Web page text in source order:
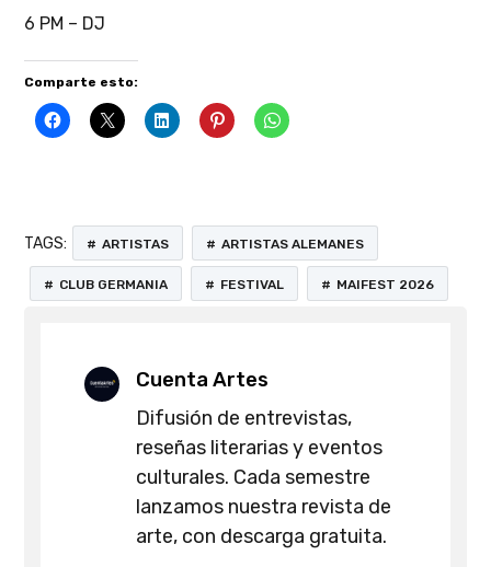
6 PM – DJ
Comparte esto:
TAGS: ARTISTAS ARTISTAS ALEMANES
CLUB GERMANIA FESTIVAL MAIFEST 2026
Cuenta Artes
Difusión de entrevistas,
reseñas literarias y eventos
culturales. Cada semestre
lanzamos nuestra revista de
arte, con descarga gratuita.